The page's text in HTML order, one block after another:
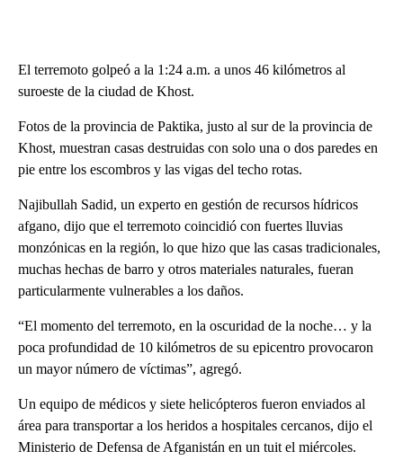
El terremoto golpeó a la 1:24 a.m. a unos 46 kilómetros al
suroeste de la ciudad de Khost.
Fotos de la provincia de Paktika, justo al sur de la provincia de
Khost, muestran casas destruidas con solo una o dos paredes en
pie entre los escombros y las vigas del techo rotas.
Najibullah Sadid, un experto en gestión de recursos hídricos
afgano, dijo que el terremoto coincidió con fuertes lluvias
monzónicas en la región, lo que hizo que las casas tradicionales,
muchas hechas de barro y otros materiales naturales, fueran
particularmente vulnerables a los daños.
“El momento del terremoto, en la oscuridad de la noche… y la
poca profundidad de 10 kilómetros de su epicentro provocaron
un mayor número de víctimas”, agregó.
Un equipo de médicos y siete helicópteros fueron enviados al
área para transportar a los heridos a hospitales cercanos, dijo el
Ministerio de Defensa de Afganistán en un tuit el miércoles.